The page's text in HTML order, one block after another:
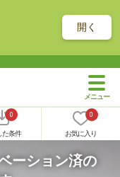
開く
0
た条件
0
お気に入り
ーション済の